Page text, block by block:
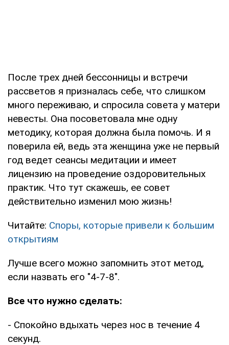
После трех дней бессонницы и встречи
рассветов я призналась себе, что слишком
много переживаю, и спросила совета у матери
невесты. Она посоветовала мне одну
методику, которая должна была помочь. И я
поверила ей, ведь эта женщина уже не первый
год ведет сеансы медитации и имеет
лицензию на проведение оздоровительных
практик. Что тут скажешь, ее совет
действительно изменил мою жизнь!
Читайте: Споры, которые привели к большим
открытиям
Лучше всего можно запомнить этот метод,
если назвать его "4-7-8".
Все что нужно сделать:
- Спокойно вдыхать через нос в течение 4
секунд.